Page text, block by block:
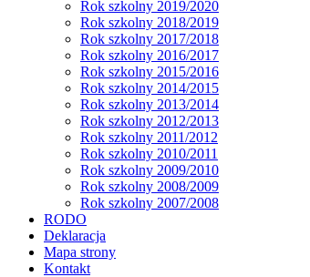
Rok szkolny 2019/2020
Rok szkolny 2018/2019
Rok szkolny 2017/2018
Rok szkolny 2016/2017
Rok szkolny 2015/2016
Rok szkolny 2014/2015
Rok szkolny 2013/2014
Rok szkolny 2012/2013
Rok szkolny 2011/2012
Rok szkolny 2010/2011
Rok szkolny 2009/2010
Rok szkolny 2008/2009
Rok szkolny 2007/2008
RODO
Deklaracja
Mapa strony
Kontakt